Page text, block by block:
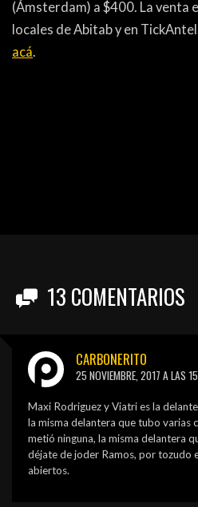
(Ámsterdam) a $400. La venta
locales de Abitab y en
acá.
13 COMENTARIOS
CARBONERITO
25 NOVIEMBRE, 2017 A LAS
Maxi Rodriguez y Viatri es la
la misma delantera que tubo varias
metió ninguna, la misma delantera
déjate de joder Ramos, por tozudo
abiertos.